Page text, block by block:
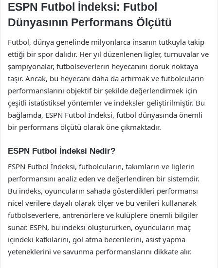
ESPN Futbol İndeksi: Futbol
Dünyasının Performans Ölçütü
Futbol, dünya genelinde milyonlarca insanın tutkuyla takip
ettiği bir spor dalıdır. Her yıl düzenlenen ligler, turnuvalar ve
şampiyonalar, futbolseverlerin heyecanını doruk noktaya
taşır. Ancak, bu heyecanı daha da artırmak ve futbolcuların
performanslarını objektif bir şekilde değerlendirmek için
çeşitli istatistiksel yöntemler ve indeksler geliştirilmiştir. Bu
bağlamda, ESPN Futbol İndeksi, futbol dünyasında önemli
bir performans ölçütü olarak öne çıkmaktadır.
ESPN Futbol İndeksi Nedir?
ESPN Futbol İndeksi, futbolcuların, takımların ve liglerin
performansını analiz eden ve değerlendiren bir sistemdir.
Bu indeks, oyuncuların sahada gösterdikleri performansı
nicel verilere dayalı olarak ölçer ve bu verileri kullanarak
futbolseverlere, antrenörlere ve kulüplere önemli bilgiler
sunar. ESPN, bu indeksi oluştururken, oyuncuların maç
içindeki katkılarını, gol atma becerilerini, asist yapma
yeteneklerini ve savunma performanslarını dikkate alır.